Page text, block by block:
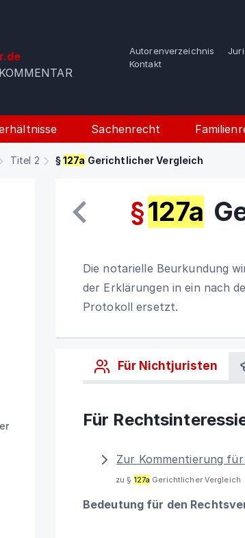
Autorenverzeichnis
Kontakt
Sachenrecht
Titel 2 §127a Gerichtlicher Vergleich
§127a
Die notarielle Beurkundung
der Erklärungen in ein nach
Protokoll ersetzt.
Für Nichtjuristen
Für
Zur Kommentierung
zu § 127a Gerichtlicher Vergleich
Bedeutung für den